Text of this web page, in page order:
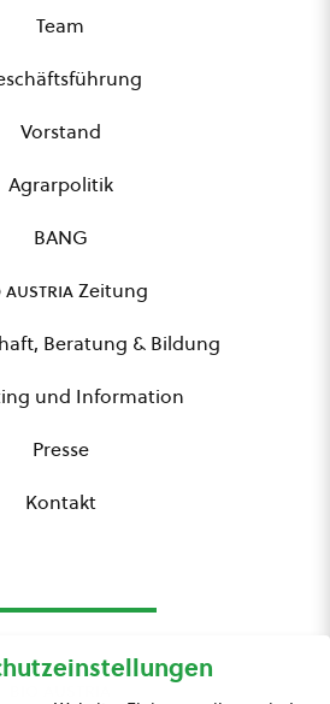
Team
Vorstand
Agrarpolitik
BANG
austriaZeitung
Beratung & Bildung
und Information
Presse
Kontakt